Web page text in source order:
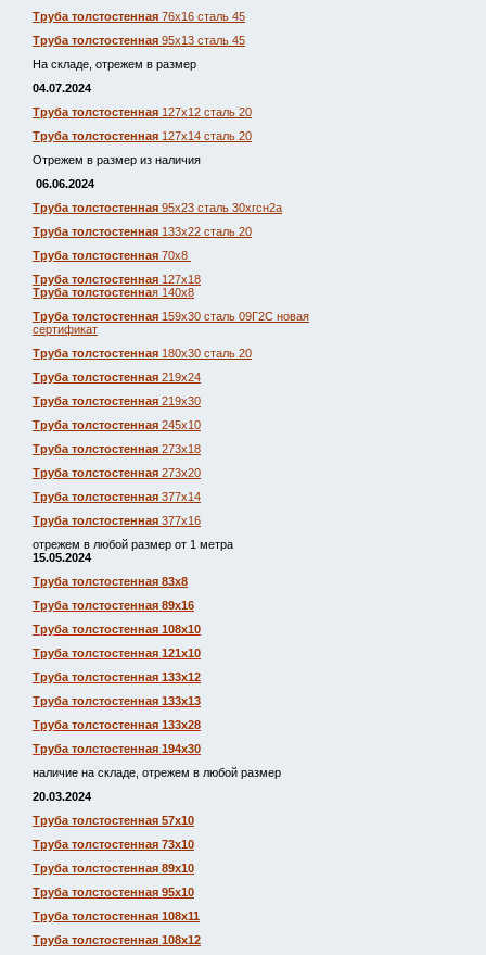
Труба толстостенная 76х16 сталь 45
Труба толстостенная 95х13 сталь 45
На складе, отрежем в размер
04.07.2024
Труба толстостенная 127х12 сталь 20
Труба толстостенная 127х14 сталь 20
Отрежем в размер из наличия
06.06.2024
Труба толстостенная 95х23 сталь 30хгсн2а
Труба толстостенная 133х22 сталь 20
Труба толстостенная 70х8
Труба толстостенная 127х18
Труба толстостенная 140х8
Труба толстостенная 159х30 сталь 09Г2С новая
сертификат
Труба толстостенная 180х30 сталь 20
Труба толстостенная 219х24
Труба толстостенная 219х30
Труба толстостенная 245х10
Труба толстостенная 273х18
Труба толстостенная 273х20
Труба толстостенная 377х14
Труба толстостенная 377х16
отрежем в любой размер от 1 метра
15.05.2024
Труба толстостенная 83х8
Труба толстостенная 89х16
Труба толстостенная 108х10
Труба толстостенная 121х10
Труба толстостенная 133х12
Труба толстостенная 133х13
Труба толстостенная 133х28
Труба толстостенная 194х30
наличие на складе, отрежем в любой размер
20.03.2024
Труба толстостенная 57х10
Труба толстостенная 73х10
Труба толстостенная 89х10
Труба толстостенная 95х10
Труба толстостенная 108х11
Труба толстостенная 108х12